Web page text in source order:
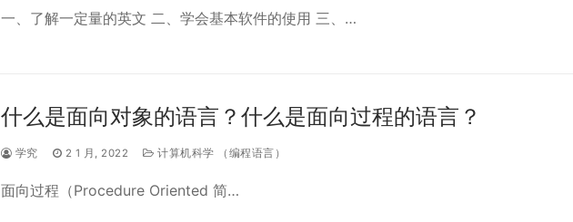
一、了解一定量的英文 二、学会基本软件的使用 三、…
什么是面向对象的语言？什么是面向过程的语言？
学究 2 1 月, 2022 计算机科学 （编程语言）
面向过程（Procedure Oriented 简…